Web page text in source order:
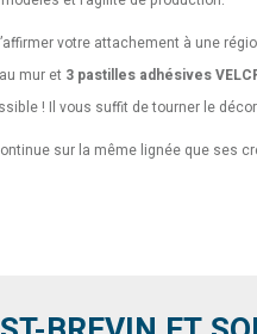
votre attachement à une
mur et 3 pastilles adhésives
! Il vous suffit de tourner le
sur la même lignée que ses